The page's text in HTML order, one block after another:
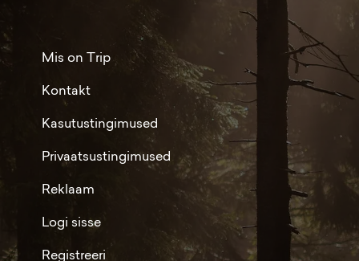
Mis on Trip
Kontakt
Kasutustingimused
Privaatsustingimused
Reklaam
Logi sisse
Registreeri